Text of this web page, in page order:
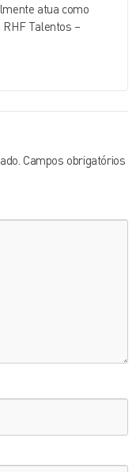
atua como
Talentos –
Campos obrigatórios